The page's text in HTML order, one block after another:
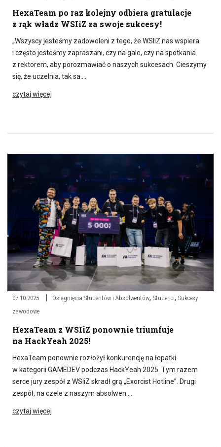
HexaTeam po raz kolejny odbiera gratulacje
z rąk władz WSIiZ za swoje sukcesy!
„Wszyscy jesteśmy zadowoleni z tego, że WSIiZ nas wspiera
i często jesteśmy zapraszani, czy na gale, czy na spotkania
z rektorem, aby porozmawiać o naszych sukcesach. Cieszymy
się, że uczelnia, tak sa….
czytaj więcej
07.10.2025 Osiągnięcia Studentów i Absolwentów, Studenci, Sukcesy
zawodowe
HexaTeam z WSIiZ ponownie triumfuje
na HackYeah 2025!
HexaTeam ponownie rozłożył konkurencję na łopatki
w kategorii GAMEDEV podczas HackYeah 2025. Tym razem
serce jury zespół z WSIiZ skradł grą „Exorcist Hotline”. Drugi
zespół, na czele z naszym absolwen….
czytaj więcej